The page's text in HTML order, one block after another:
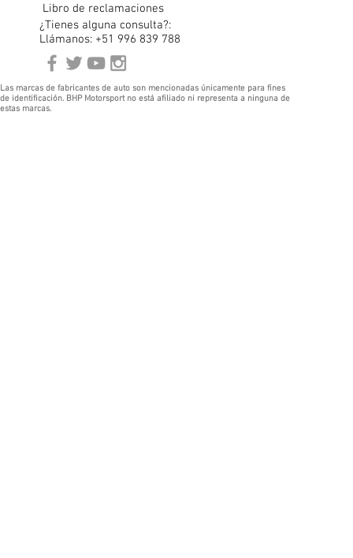
Libro de reclamaciones
¿Tienes alguna consulta?:
Llámanos: +51 996 839 788
Las marcas de fabricantes de auto son mencionadas únicamente para fines
de identificación. BHP Motorsport no está afiliado ni representa a ninguna de
estas marcas.